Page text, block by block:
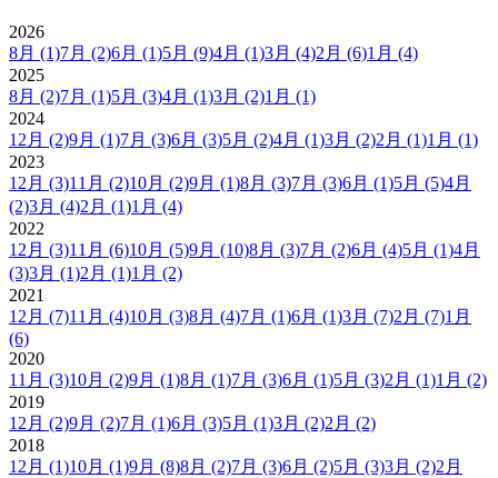
2026
8月 (1)7月 (2)6月 (1)5月 (9)4月 (1)3月 (4)2月 (6)1月 (4)
2025
8月 (2)7月 (1)5月 (3)4月 (1)3月 (2)1月 (1)
2024
12月 (2)9月 (1)7月 (3)6月 (3)5月 (2)4月 (1)3月 (2)2月 (1)1月 (1)
2023
12月 (3)11月 (2)10月 (2)9月 (1)8月 (3)7月 (3)6月 (1)5月 (5)4月
(2)3月 (4)2月 (1)1月 (4)
2022
12月 (3)11月 (6)10月 (5)9月 (10)8月 (3)7月 (2)6月 (4)5月 (1)4月
(3)3月 (1)2月 (1)1月 (2)
2021
12月 (7)11月 (4)10月 (3)8月 (4)7月 (1)6月 (1)3月 (7)2月 (7)1月
(6)
2020
11月 (3)10月 (2)9月 (1)8月 (1)7月 (3)6月 (1)5月 (3)2月 (1)1月 (2)
2019
12月 (2)9月 (2)7月 (1)6月 (3)5月 (1)3月 (2)2月 (2)
2018
12月 (1)10月 (1)9月 (8)8月 (2)7月 (3)6月 (2)5月 (3)3月 (2)2月